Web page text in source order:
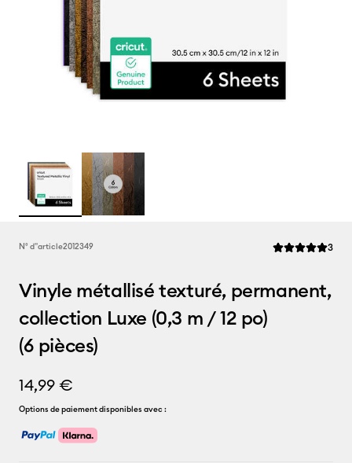
N° d''article2012349 La note 3
Vinyle métallisé texturé, permanent,
collection Luxe (0,3 m / 12 po)
(6 pièces)
14,99 €
Options de paiement disponibles avec :